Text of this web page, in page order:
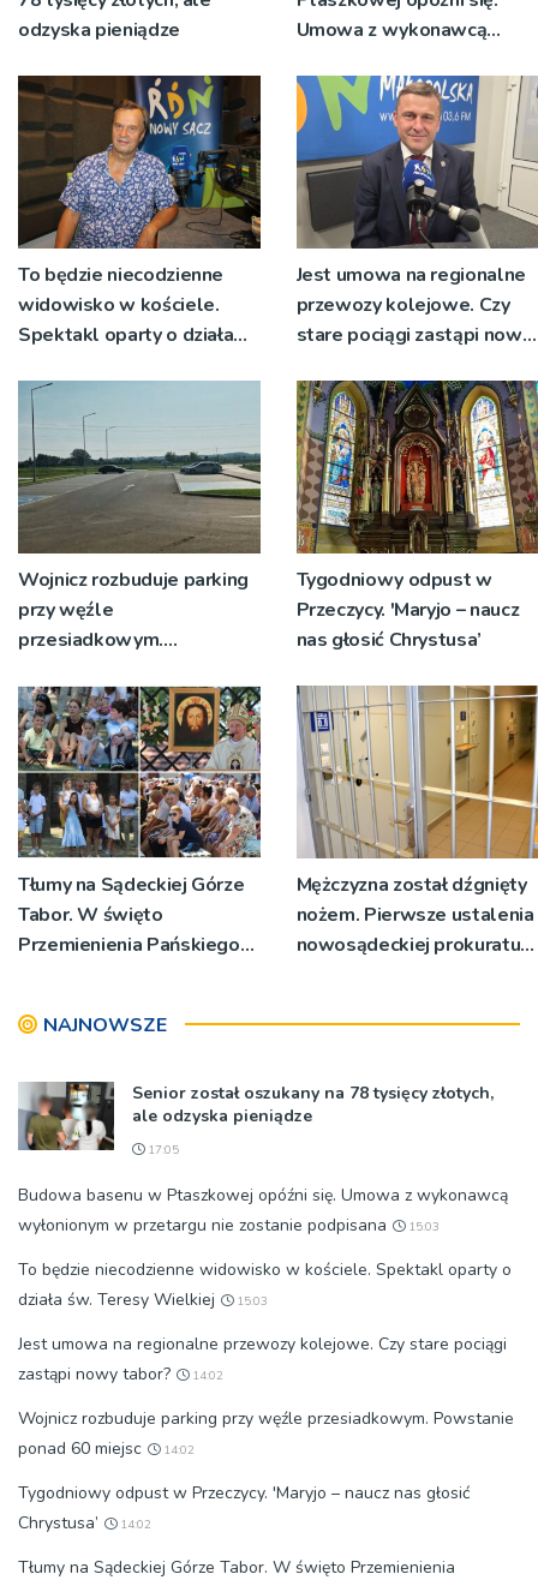
odzyska pieniądze
Umowa z wykonawcą
nie zostanie podpisana
To będzie niecodzienne
widowisko w kościele.
Spektakl oparty o działa
Jest umowa na regionalne
przewozy kolejowe. Czy
stare pociągi zastąpi nowy
Wojnicz rozbuduje parking
przy węźle
przesiadkowym.
miejsc
Tygodniowy odpust w
Przeczycy. 'Maryjo – naucz
nas głosić Chrystusa’
Tłumy na Sądeckiej Górze
Tabor. W święto
Przemienienia Pańskiego
[ZDJĘCIA]
Mężczyzna został dźgnięty
nożem. Pierwsze ustalenia
nowosądeckiej prokuratury
NAJNOWSZE
Senior został oszukany na 78 tysięcy złotych,
ale odzyska pieniądze
17:05
Budowa basenu w Ptaszkowej opóźni się. Umowa z wykonawcą
wyłonionym w przetargu nie zostanie podpisana
15:03
To będzie niecodzienne widowisko w kościele. Spektakl oparty o
działa św. Teresy Wielkiej
15:03
Jest umowa na regionalne przewozy kolejowe. Czy stare pociągi
zastąpi nowy tabor?
14:02
Wojnicz rozbuduje parking przy węźle przesiadkowym. Powstanie
ponad 60 miejsc
14:02
Tygodniowy odpust w Przeczycy. 'Maryjo – naucz nas głosić
Chrystusa’
14:02
Tłumy na Sądeckiej Górze Tabor. W święto Przemienienia